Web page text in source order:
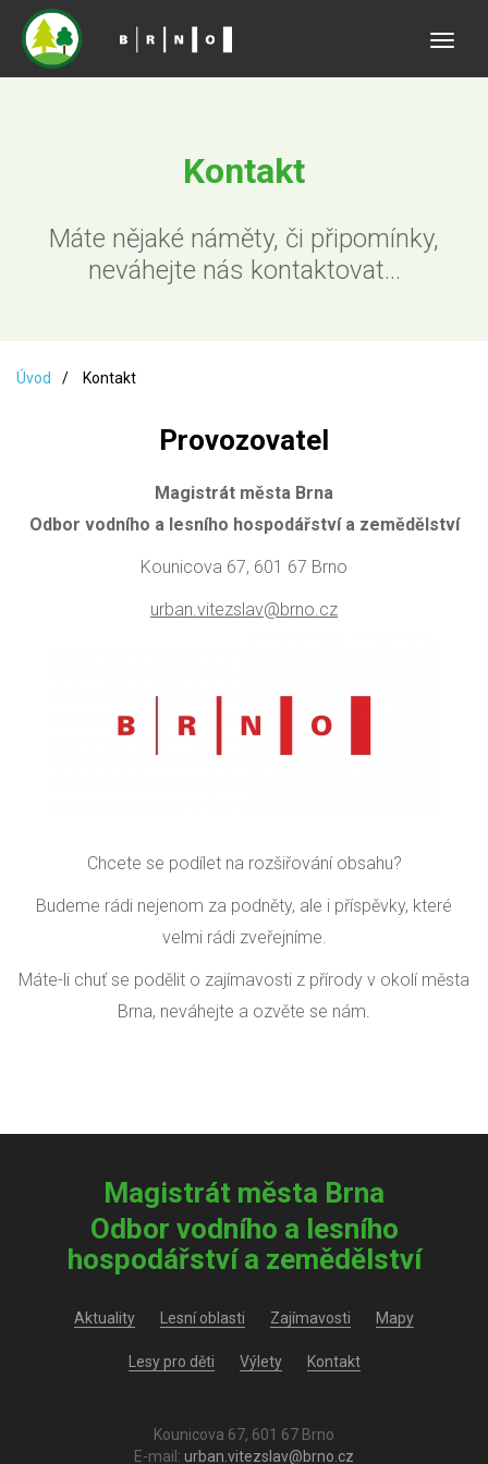
Kontakt
Máte nějaké náměty, či připomínky,
neváhejte nás kontaktovat...
Úvod Kontakt
Provozovatel
Magistrát města Brna
Odbor vodního a lesního hospodářství a zemědělství
Kounicova 67, 601 67 Brno
urban.vitezslav@brno.cz
Chcete se podílet na rozšiřování obsahu?
Budeme rádi nejenom za podněty, ale i příspěvky, které
velmi rádi zveřejníme.
Máte-li chuť se podělit o zajímavosti z přírody v okolí města
Brna, neváhejte a ozvěte se nám.
Magistrát města Brna
Odbor vodního a lesního
hospodářství a zemědělství
Aktuality Lesní oblasti Zajímavosti Mapy
Lesy pro děti Výlety Kontakt
Kounicova 67, 601 67 Brno
E-mail: urban.vitezslav@brno.cz